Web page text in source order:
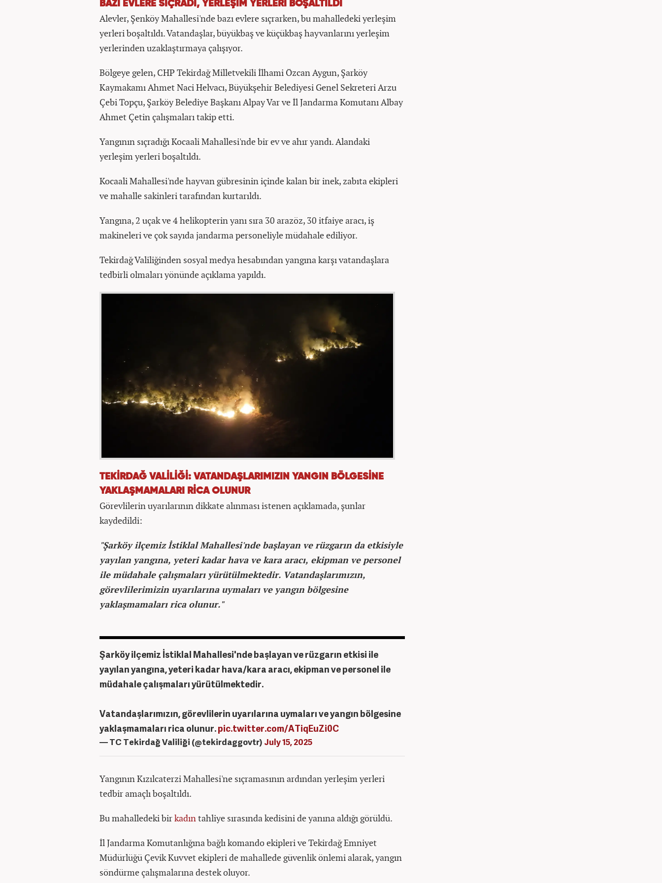
BAZI EVLERE SIÇRADI, YERLEŞİM YERLERİ BOŞALTILDI
Alevler, Şenköy Mahallesi'nde bazı evlere sıçrarken, bu mahalledeki yerleşim
yerleri boşaltıldı. Vatandaşlar, büyükbaş ve küçükbaş hayvanlarını yerleşim
yerlerinden uzaklaştırmaya çalışıyor.
Bölgeye gelen, CHP Tekirdağ Milletvekili İlhami Özcan Aygun, Şarköy
Kaymakamı Ahmet Naci Helvacı, Büyükşehir Belediyesi Genel Sekreteri Arzu
Çebi Topçu, Şarköy Belediye Başkanı Alpay Var ve İl Jandarma Komutanı Albay
Ahmet Çetin çalışmaları takip etti.
Yangının sıçradığı Kocaali Mahallesi'nde bir ev ve ahır yandı. Alandaki
yerleşim yerleri boşaltıldı.
Kocaali Mahallesi'nde hayvan gübresinin içinde kalan bir inek, zabıta ekipleri
ve mahalle sakinleri tarafından kurtarıldı.
Yangına, 2 uçak ve 4 helikopterin yanı sıra 30 arazöz, 30 itfaiye aracı, iş
makineleri ve çok sayıda jandarma personeliyle müdahale ediliyor.
Tekirdağ Valiliğinden sosyal medya hesabından yangına karşı vatandaşlara
tedbirli olmaları yönünde açıklama yapıldı.
TEKİRDAĞ VALİLİĞİ: VATANDAŞLARIMIZIN YANGIN BÖLGESİNE
YAKLAŞMAMALARI RİCA OLUNUR
Görevlilerin uyarılarının dikkate alınması istenen açıklamada, şunlar
kaydedildi:
"Şarköy ilçemiz İstiklal Mahallesi'nde başlayan ve rüzgarın da etkisiyle
yayılan yangına, yeteri kadar hava ve kara aracı, ekipman ve personel
ile müdahale çalışmaları yürütülmektedir. Vatandaşlarımızın,
görevlilerimizin uyarılarına uymaları ve yangın bölgesine
yaklaşmamaları rica olunur."
Şarköy ilçemiz İstiklal Mahallesi'nde başlayan ve rüzgarın etkisi ile
yayılan yangına, yeteri kadar hava/kara aracı, ekipman ve personel ile
müdahale çalışmaları yürütülmektedir.
Vatandaşlarımızın, görevlilerin uyarılarına uymaları ve yangın bölgesine
yaklaşmamaları rica olunur.pic.twitter.com/ATiqEuZi0C
— TC Tekirdağ Valiliği (@tekirdaggovtr) July 15, 2025
Yangının Kızılcaterzi Mahallesi'ne sıçramasının ardından yerleşim yerleri
tedbir amaçlı boşaltıldı.
Bu mahalledeki birkadın tahliye sırasında kedisini de yanına aldığı görüldü.
İl Jandarma Komutanlığına bağlı komando ekipleri ve Tekirdağ Emniyet
Müdürlüğü Çevik Kuvvet ekipleri de mahallede güvenlik önlemi alarak, yangın
söndürme çalışmalarına destek oluyor.